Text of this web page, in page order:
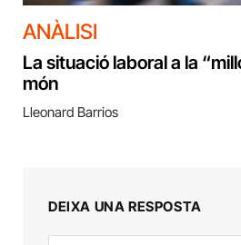
ANÀLISI
La situació laboral a la
món
Lleonard Barrios
DEIXA UNA RESPOSTA